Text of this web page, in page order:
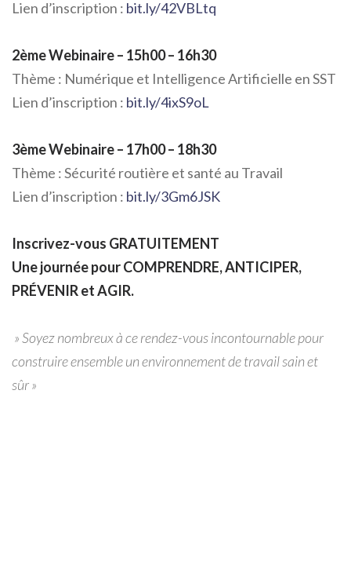
Lien d’inscription : bit.ly/42VBLtq
2ème Webinaire – 15h00 – 16h30
Thème : Numérique et Intelligence Artificielle en SST
Lien d’inscription : bit.ly/4ixS9oL
3ème Webinaire – 17h00 – 18h30
Thème : Sécurité routière et santé au Travail
Lien d’inscription : bit.ly/3Gm6JSK
Inscrivez-vous GRATUITEMENT
Une journée pour COMPRENDRE, ANTICIPER,
PRÉVENIR et AGIR.
» Soyez nombreux à ce rendez-vous incontournable pour
construire ensemble un environnement de travail sain et
sûr »